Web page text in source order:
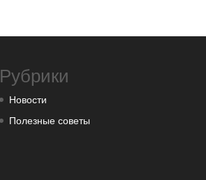
Рубрики
Новости
Полезные советы